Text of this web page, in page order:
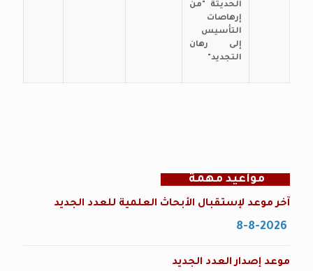
الحديثة "من
إرهاصات
التأسيس
إلى رهان
التجديد"
مواعيد مهمة
آخر موعد لإستقبال الأبحاث العلمية للعدد الجديد
موعد إصدار العدد الجديد